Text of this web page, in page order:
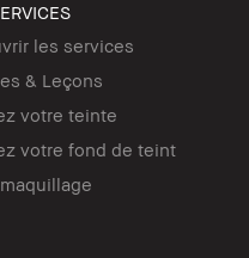
les services
& Leçons
votre teinte
votre fond de teint